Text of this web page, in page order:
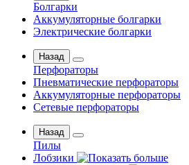
Болгарки
Аккумуляторные болгарки
Электрические болгарки
Назад
Перфораторы
Пневматические перфораторы
Аккумуляторные перфораторы
Сетевые перфораторы
Назад
Пилы
Лобзики